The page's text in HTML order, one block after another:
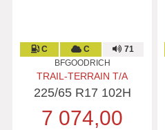
C C
71
BFGOODRICH
TRAIL-TERRAIN T/A
225/65 R17 102H
7 074,00